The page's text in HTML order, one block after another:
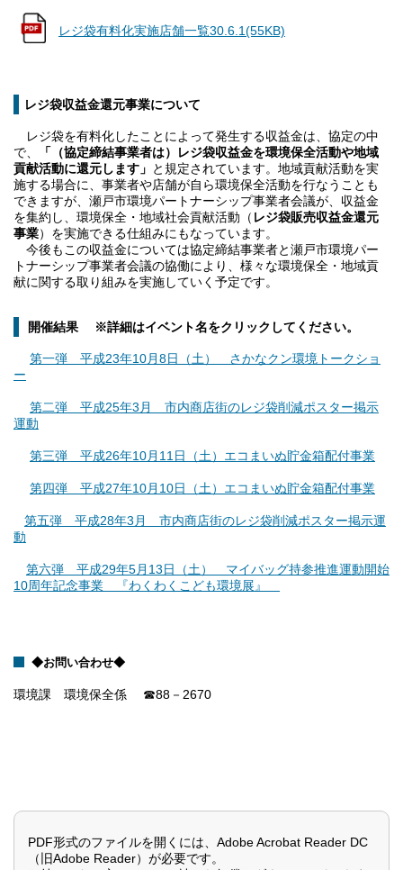
レジ袋有料化実施店舗一覧30.6.1(55KB)
レジ袋収益金還元事業について
レジ袋を有料化したことによって発生する収益金は、協定の中
で、
「（協定締結事業者は）レジ袋収益金を環境保全活動や地域
貢献活動に還元します」 と規定されています。地域貢献活動を実
施する場合に、事業者や店舗が自ら環境保全活動を行なうことも
できますが、瀬戸市環境パートナーシップ事業者会議が、収益金
を集約し、環境保全・地域社会貢献活動（ レジ袋販売収益金還元
事業）を実施できる仕組みにもなっています。
今後もこの収益金については協定締結事業者と瀬戸市環境パー
トナーシップ事業者会議の協働により、様々な環境保全・地域貢
献に関する取り組みを実施していく予定です。
開催結果 ※詳細はイベント名をクリックしてください。
第一弾 平成23年10月8日（土） さかなクン環境トークショ
ー
第二弾 平成25年3月 市内商店街のレジ袋削減ポスター掲示
運動
第三弾 平成26年10月11日（土）エコまいぬ貯金箱配付事業
第四弾 平成27年10月10日（土）エコまいぬ貯金箱配付事業
第五弾 平成28年3月 市内商店街のレジ袋削減ポスター掲示運
動
第六弾 平成29年5月13日（土） マイバッグ持参推進運動開始
10周年記念事業 『わくわくこども環境展』
◆お問い合わせ◆
環境課 環境保全係 ☎88－2670
PDF形式のファイルを開くには、Adobe Acrobat Reader DC
（旧Adobe Reader）が必要です。